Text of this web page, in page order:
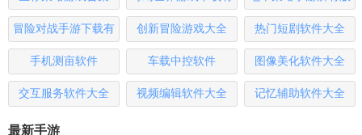
Cycle 免费版绝对是一个值得一试的选择。
哪些
本
冒险对战手游下载有
哪些
创新冒险游戏大全 热门短剧软件大全
手机测亩软件 车载中控软件 图像美化软件大全
交互服务软件大全 视频编辑软件大全 记忆辅助软件大全
最新手游